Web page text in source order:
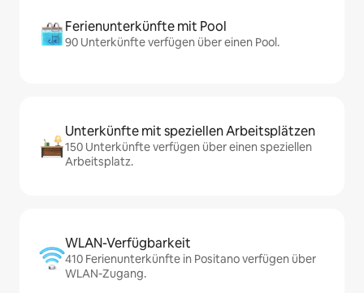
Ferienunterkünfte mit Pool
90 Unterkünfte verfügen über einen Pool.
Unterkünfte mit speziellen Arbeitsplätzen
150 Unterkünfte verfügen über einen speziellen
Arbeitsplatz.
WLAN-Verfügbarkeit
410 Ferienunterkünfte in Positano verfügen über
WLAN-Zugang.